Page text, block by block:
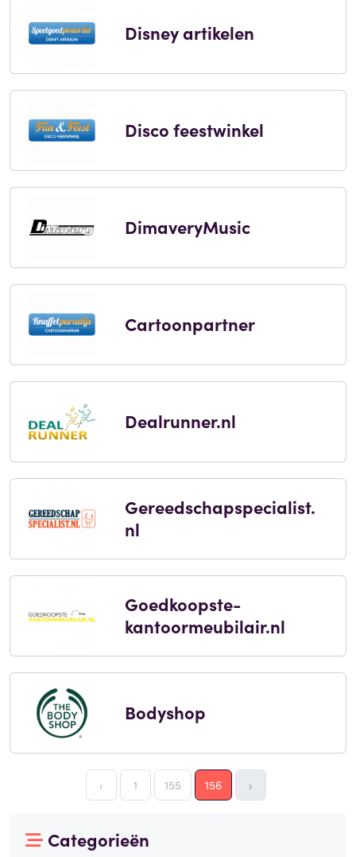
Disney artikelen
Disco feestwinkel
DimaveryMusic
Cartoonpartner
Dealrunner.nl
Gereedschapspecialist.
nl
Goedkoopste-
kantoormeubilair.nl
Bodyshop
‹ 1 155 156 ›
Categorieën